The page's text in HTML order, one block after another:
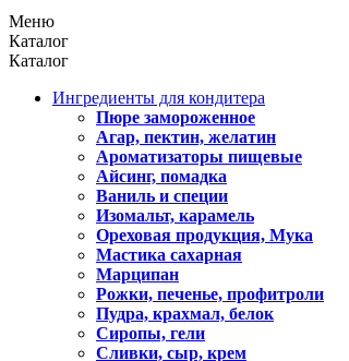
Меню
Каталог
Каталог
Ингредиенты для кондитера
Пюре замороженное
Агар, пектин, желатин
Ароматизаторы пищевые
Айсинг, помадка
Ваниль и специи
Изомальт, карамель
Ореховая продукция, Мука
Мастика сахарная
Марципан
Рожки, печенье, профитроли
Пудра, крахмал, белок
Сиропы, гели
Сливки, сыр, крем